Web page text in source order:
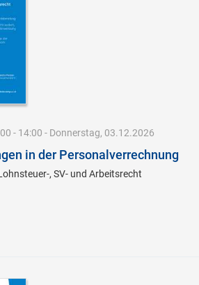
- 14:00 - Donnerstag, 03.12.2026
in der Personalverrechnung
, SV- und Arbeitsrecht